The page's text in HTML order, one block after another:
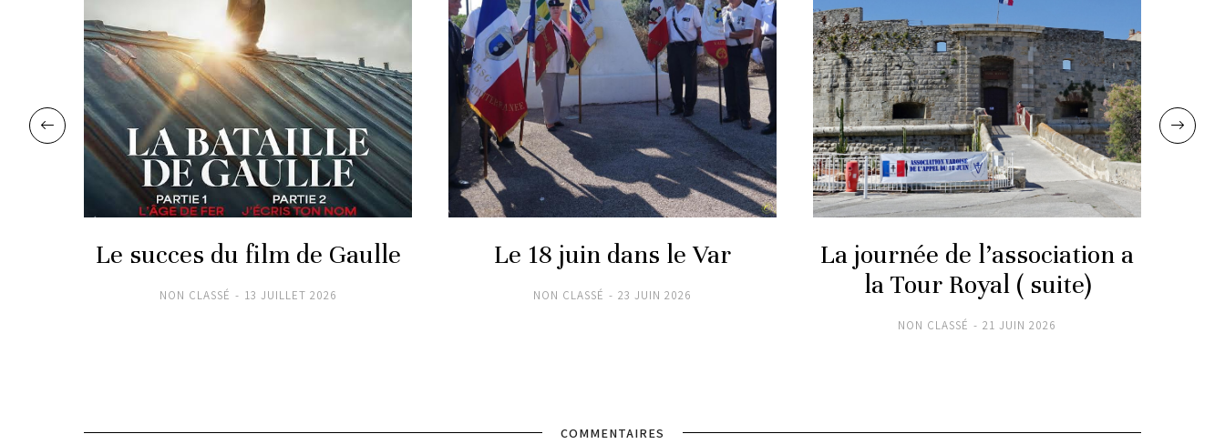
Le succes du film de Gaulle
NON CLASSÉ 13 JUILLET 2026
Le 18 juin dans le Var
NON CLASSÉ 23 JUIN 2026
La journée de l’association a
la Tour Royal ( suite)
NON CLASSÉ 21 JUIN 2026
COMMENTAIRES